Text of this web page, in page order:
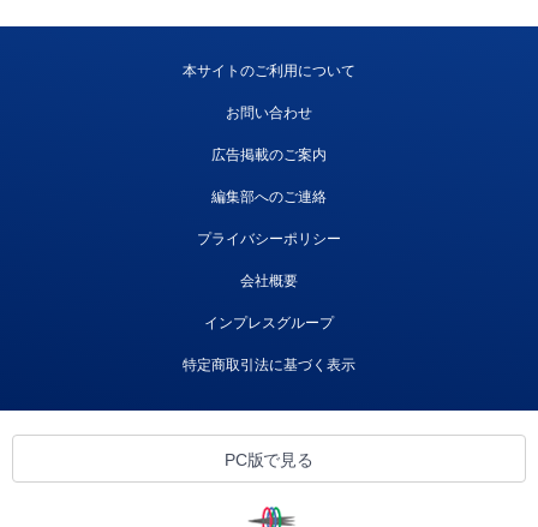
本サイトのご利用について
お問い合わせ
広告掲載のご案内
編集部へのご連絡
プライバシーポリシー
会社概要
インプレスグループ
特定商取引法に基づく表示
PC版で見る